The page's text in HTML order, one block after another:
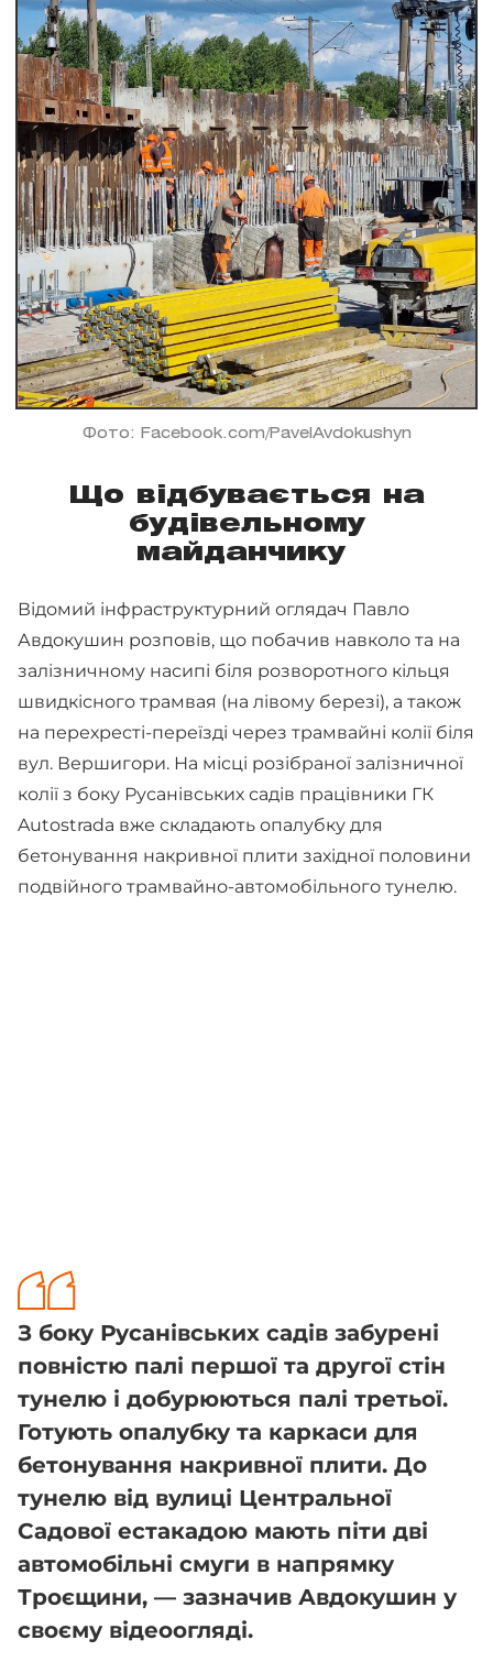
Фото: Facebook.com/PavelAvdokushyn
Що відбувається на
будівельному
майданчику
Відомий інфраструктурний оглядач Павло
Авдокушин розповів, що побачив навколо та на
залізничному насипі біля розворотного кільця
швидкісного трамвая (на лівому березі), а також
на перехресті-переїзді через трамвайні колії біля
вул. Вершигори. На місці розібраної залізничної
колії з боку Русанівських садів працівники ГК
Autostrada вже складають опалубку для
бетонування накривної плити західної половини
подвійного трамвайно-автомобільного тунелю.
З боку Русанівських садів забурені
повністю палі першої та другої стін
тунелю і добурюються палі третьої.
Готують опалубку та каркаси для
бетонування накривної плити. До
тунелю від вулиці Центральної
Садової естакадою мають піти дві
автомобільні смуги в напрямку
Троєщини, — зазначив Авдокушин у
своєму відеоогляді.